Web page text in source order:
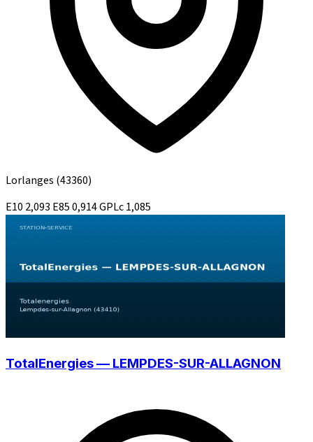
Lorlanges (43360)
E10 2,093 E850,914GPLc1,085
TotalEnergies — LEMPDES-SUR-ALLAGNON